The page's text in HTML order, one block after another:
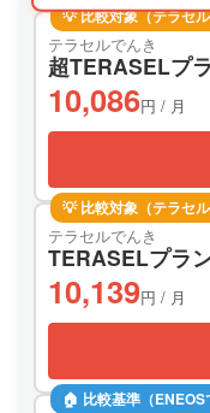
💡 比較対象（テラセ
テラセルでんき
超TERASELプ
10,086円 / 月
💡 比較対象（テラセ
テラセルでんき
TERASELプラ
10,139円 / 月
🏠 比較基準（